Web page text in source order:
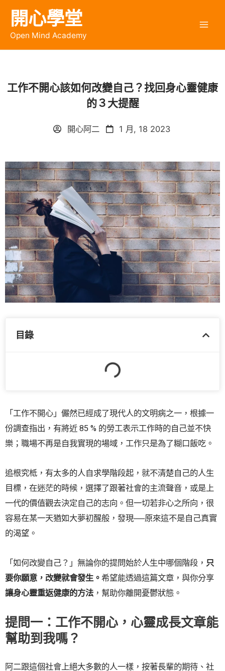
開心學堂
Open Mind Academy
工作不開心該如何改變自己？找回身心靈健康
的３大提醒
開心阿二 1 月, 18 2023
目錄
「工作不開心」儼然已經成了現代人的文明病之一，根據一
份調查指出，有將近 85 % 的勞工表示工作時的自己並不快
樂；職場不再是自我實現的場域，工作只是為了糊口飯吃。
追根究柢，有太多的人自求學階段起，就不清楚自己的人生
目標，在迷茫的時候，選擇了跟著社會的主流聲音，或是上
一代的價值觀去決定自己的志向。但一切若非心之所向，很
容易在某一天猶如大夢初醒般，發現──原來這不是自己真實
的渴望。
「如何改變自己？」無論你的提問始於人生中哪個階段， 只
要你願意，改變就會發生。 希望能透過這篇文章，與你分享
讓身心靈重返健康的方法 ，幫助你離開憂鬱狀態。
提問一：工作不開心，心靈成長文章能
幫助到我嗎？
阿二跟這個社會上絕大多數的人一樣，按著長輩的期待、社